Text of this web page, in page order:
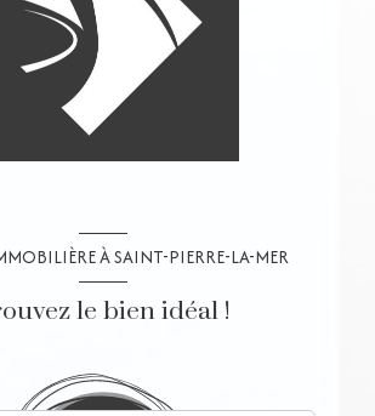
À SAINT-PIERRE-LA-MER
le bien idéal !